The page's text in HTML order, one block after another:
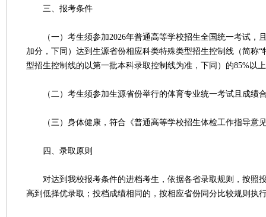
三、报考条件
（一）考生须参加2026年普通高等学校招生全国统一考试，
加分，下同）达到生源省份相应科类特殊类型招生控制线（简称“
型招生控制线的以第一批本科录取控制线为准，下同）的85%以
（二）考生须参加生源省份举行的体育专业统一考试且成绩
（三）身体健康，符合《普通高等学校招生体检工作指导意
四、录取原则
对达到我校报考条件的进档考生，依据各省录取规则，按照
高到低择优录取；投档成绩相同的，按相应省份同分比较规则执